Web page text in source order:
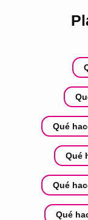
Qué
Qué
Qué
Qué